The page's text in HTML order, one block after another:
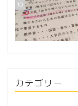
10
カテゴリー